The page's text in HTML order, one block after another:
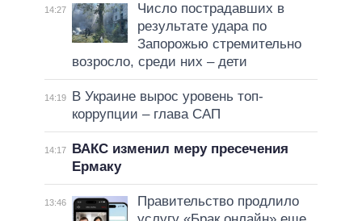
14:27
Число пострадавших в
результате удара по
Запорожью стремительно
возросло, среди них – дети
14:19
В Украине вырос уровень топ-
коррупции – глава САП
14:17
ВАКС изменил меру пресечения
Ермаку
13:46
Правительство продлило